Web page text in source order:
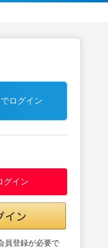
ログイン
グイン
員登録が必要で